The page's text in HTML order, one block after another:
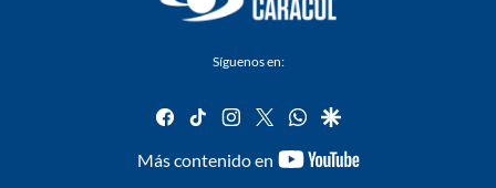
Síguenos en:
facebook
tiktok instagram
twitterwhatsapp
google
Más contenido en
youtube-